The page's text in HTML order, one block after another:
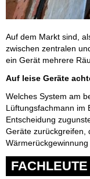
Auf dem Markt sind,
zwischen zentralen
ein Gerät mehrere
Auf leise Geräte
Welches System am
Lüftungsfachmann im
Entscheidung
Geräte zurückgreifen,